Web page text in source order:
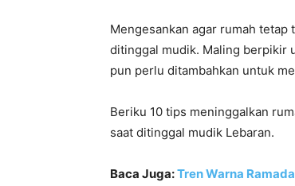
Mengesankan agar rumah
ditinggal mudik. Maling berpikir
pun perlu ditambahkan untuk
Beriku 10 tips meninggalkan
saat ditinggal mudik Lebaran.
Baca Juga:Tren Warna